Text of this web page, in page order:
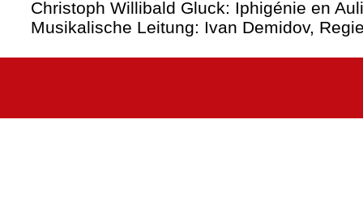
Christoph Willibald Gluck: Iphigénie en
Musikalische Leitung: Ivan Demidov,